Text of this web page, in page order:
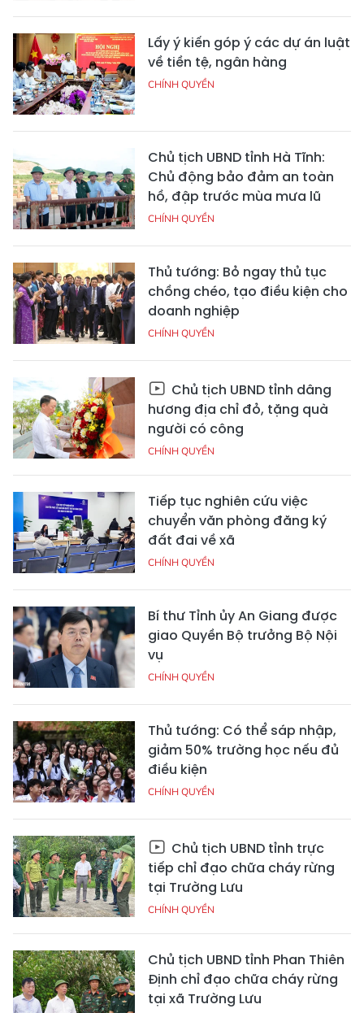
Lấy ý kiến góp ý các dự án luật
về tiền tệ, ngân hàng
CHÍNH QUYỀN
Chủ tịch UBND tỉnh Hà Tĩnh:
Chủ động bảo đảm an toàn
hồ, đập trước mùa mưa lũ
CHÍNH QUYỀN
Thủ tướng: Bỏ ngay thủ tục
chồng chéo, tạo điều kiện cho
doanh nghiệp
CHÍNH QUYỀN
Chủ tịch UBND tỉnh dâng
hương địa chỉ đỏ, tặng quà
người có công
CHÍNH QUYỀN
Tiếp tục nghiên cứu việc
chuyển văn phòng đăng ký
đất đai về xã
CHÍNH QUYỀN
Bí thư Tỉnh ủy An Giang được
giao Quyền Bộ trưởng Bộ Nội
vụ
CHÍNH QUYỀN
Thủ tướng: Có thể sáp nhập,
giảm 50% trường học nếu đủ
điều kiện
CHÍNH QUYỀN
Chủ tịch UBND tỉnh trực
tiếp chỉ đạo chữa cháy rừng
tại Trường Lưu
CHÍNH QUYỀN
Chủ tịch UBND tỉnh Phan Thiên
Định chỉ đạo chữa cháy rừng
tại xã Trường Lưu